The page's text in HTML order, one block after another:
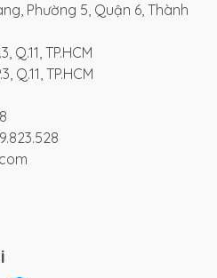
Phường 5, Quận 6, Thành
Q.11, TP.HCM
Q.11, TP.HCM